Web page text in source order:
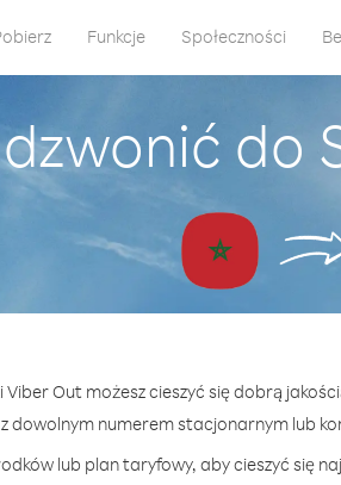
Funkcje Społeczności
do
Viber Out możesz cieszyć się dobrą
z dowolnym numerem stacjonarnym lub
lub plan taryfowy, aby cieszyć się